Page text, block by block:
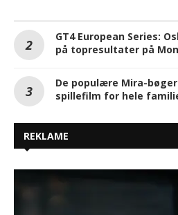
GT4 European Series:
på topresultater på
De populære Mira-
spillefilm for hele
REKLAME